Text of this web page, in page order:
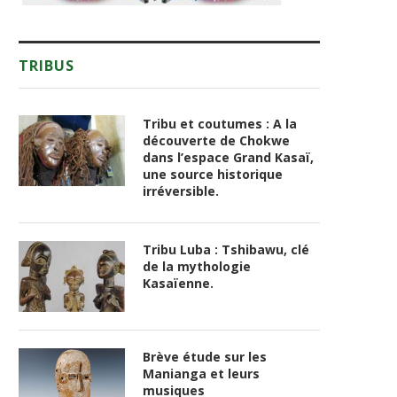
TRIBUS
Tribu et coutumes : A la
découverte de Chokwe
dans l’espace Grand Kasaï,
une source historique
irréversible.
Tribu Luba : Tshibawu, clé
de la mythologie
Kasaïenne.
Brève étude sur les
Manianga et leurs
musiques